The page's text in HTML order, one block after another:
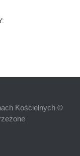
Kościelnych ©